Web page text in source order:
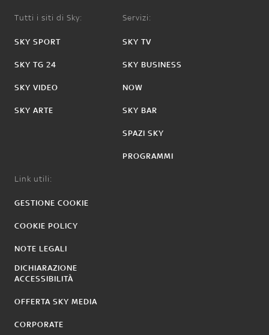
Tutti i siti di Sky:
SKY SPORT
SKY TG 24
SKY VIDEO
SKY ARTE
Servizi:
SKY TV
SKY BUSINESS
NOW
SKY BAR
SPAZI SKY
PROGRAMMI
Link utili:
GESTIONE COOKIE
COOKIE POLICY
NOTE LEGALI
DICHIARAZIONE
ACCESSIBILITÀ
OFFERTA SKY MEDIA
CORPORATE